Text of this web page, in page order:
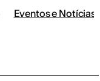
Eventos e Notícias